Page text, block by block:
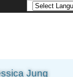
Jung